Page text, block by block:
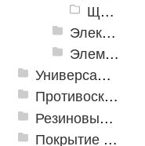
Щитовое оборудование, шины и клеммники
Электроустановочные изделия
Элементы питания и зарядные устройства
Универсальные модульные покрытия
Противоскользящая защита для лестниц, профили, ленты
Резиновые и ПВХ дорожки
Покрытие из резиновой крошки